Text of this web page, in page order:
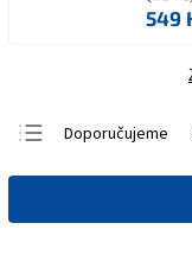
549
Doporučujeme
Nejlevnější